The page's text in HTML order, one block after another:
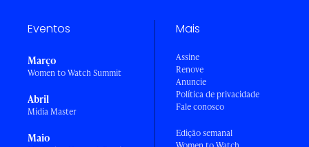
Eventos
Março
Women to Watch Summit
Abril
Mídia Master
Maio
Mais
Assine
Renove
Anuncie
Política de privacidade
Fale conosco
Edição semanal